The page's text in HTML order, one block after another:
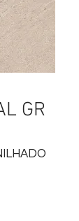
GR